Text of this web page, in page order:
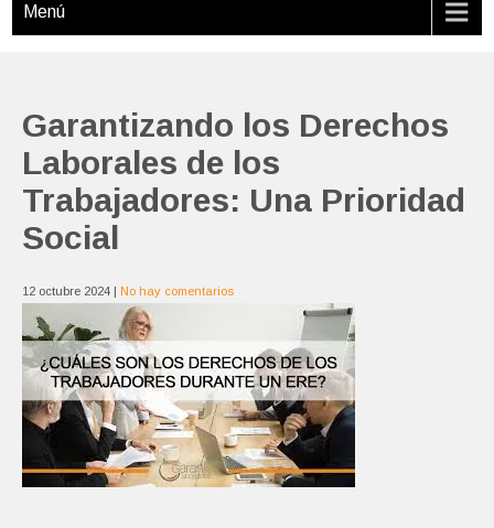
Menú
Garantizando los Derechos
Laborales de los
Trabajadores: Una Prioridad
Social
12 octubre 2024 | No hay comentarios